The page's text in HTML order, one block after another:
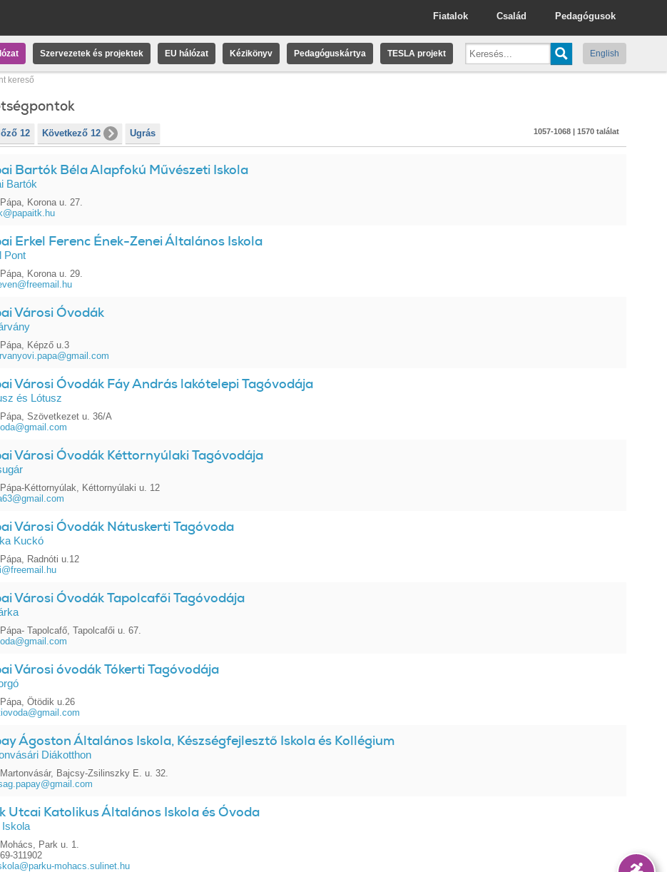
Pedagógusok
Család
Fiatalok
Szervezetek és projektek EU hálózat Kézikönyv Pedagóguskártya TESLA projekt English
kereső
12 Következő 12 Ugrás 1057-1068 | 1570 találat
Bartók Béla Alapfokú Művészeti Iskola
Bartók
Korona u. 27.
Erkel Ferenc Ének-Zenei Általános Iskola
Pont
Korona u. 29.
Városi Óvodák
Képző u.3
Városi Óvodák Fáy András lakótelepi Tagóvodája
és Lótusz
Szövetkezet u. 36/A
Városi Óvodák Kéttornyúlaki Tagóvodája
Kéttornyúlak, Kéttornyúlaki u. 12
Városi Óvodák Nátuskerti Tagóvoda
Kuckó
Radnóti u.12
Városi Óvodák Tapolcafői Tagóvodája
Tapolcafő, Tapolcafői u. 67.
Városi óvodák Tókerti Tagóvodája
Ötödik u.26
Ágoston Általános Iskola, Készségfejlesztő Iskola és Kollégium
Diákotthon
Bajcsy-Zsilinszky E. u. 32.
Utcai Katolikus Általános Iskola és Óvoda
Iskola
Park u. 1.
311902
mohacs.sulinet.hu